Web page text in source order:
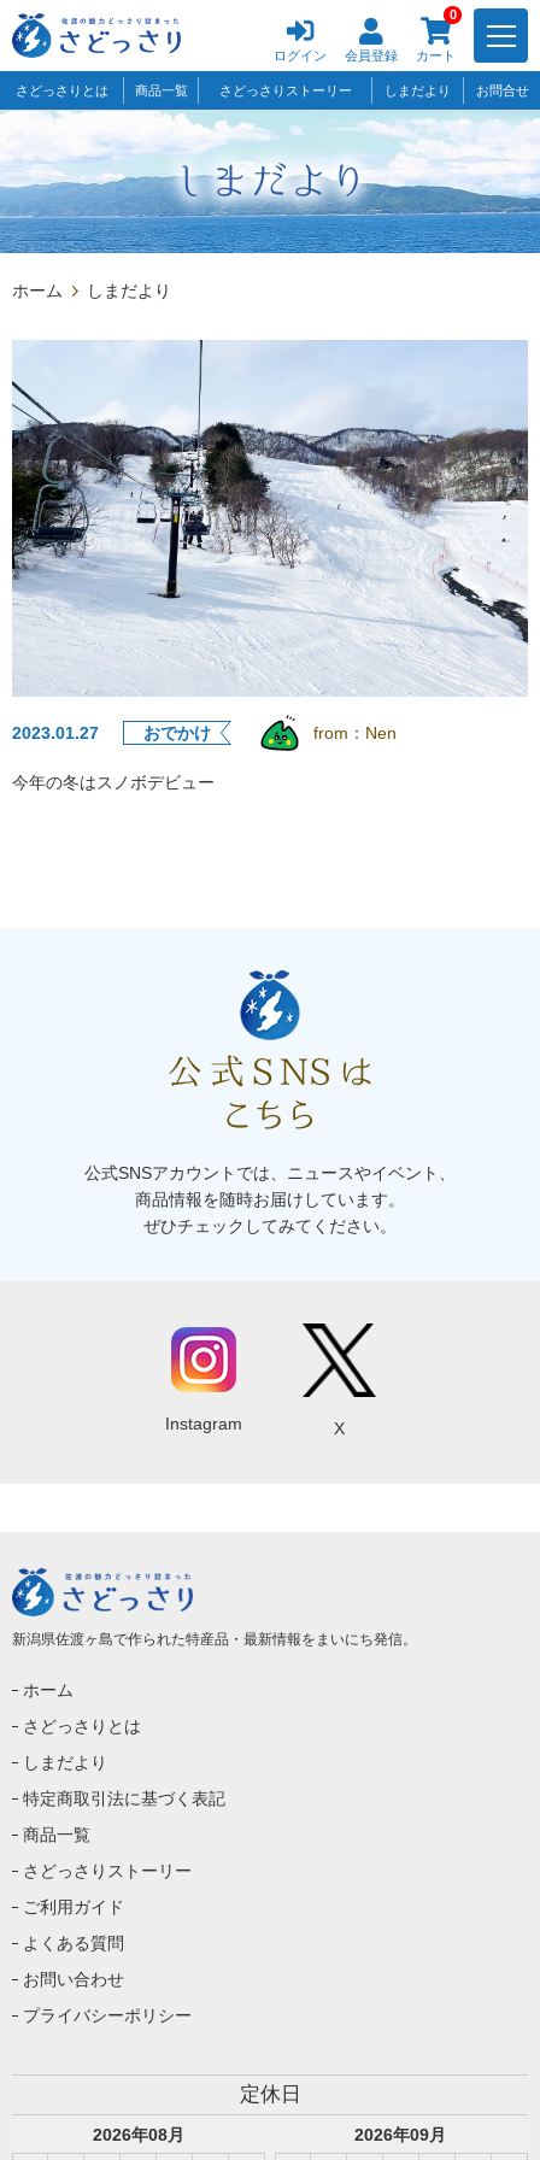
ログイン 会員登録
0
カート
さどっさりとは 商品一覧 さどっさりストーリー しまだより お問合せ
ホーム しまだより
2023.01.27 おでかけ from： Nen
今年の冬はスノボデビュー
公式SNSアカウントでは、ニュースやイベント、
商品情報を随時お届けしています。
ぜひチェックしてみてください。
Instagram X
新潟県佐渡ヶ島で作られた特産品・最新情報をまいにち発信。
ホーム
さどっさりとは
しまだより
特定商取引法に基づく表記
商品一覧
さどっさりストーリー
ご利用ガイド
よくある質問
お問い合わせ
プライバシーポリシー
定休日
2026年08月 2026年09月